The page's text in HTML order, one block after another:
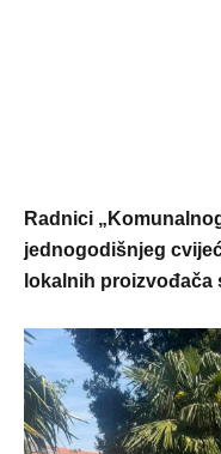
Radnici
jednogodišnjeg
lokalnih proizvođača